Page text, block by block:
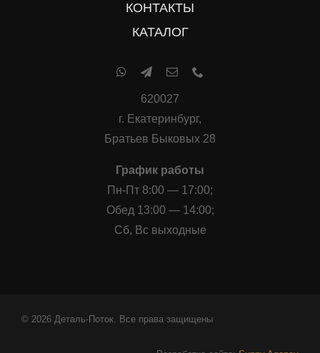
КОНТАКТЫ
КАТАЛОГ
620027
г. Екатеринбург,
Братьев Быковых 28
График работы
Пн-Пт 8:00 — 17:00;
Обед 13:00 — 14:00;
Сб, Вс выходные
© 2026 Деталь-Поток. Все права защищены